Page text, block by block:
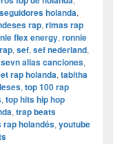
holanda,
rap, rimas rap
flex energy, ronnie
, sef, sef nederland,
sevn alias canciones,
rap holanda, tabitha
, top 100 rap
, top hits hip hop
, trap beats
holandés, youtube